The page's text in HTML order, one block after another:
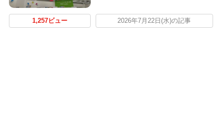
1,257ビュー 2026年7月22日(水)の記事